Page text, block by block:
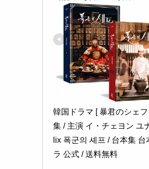
韓国ドラマ [ 暴君のシェ
集 / 主演 イ・チェヨン ユ
lix 폭군의 셰프 / 台本集 台
ラ 公式 / 送料無料